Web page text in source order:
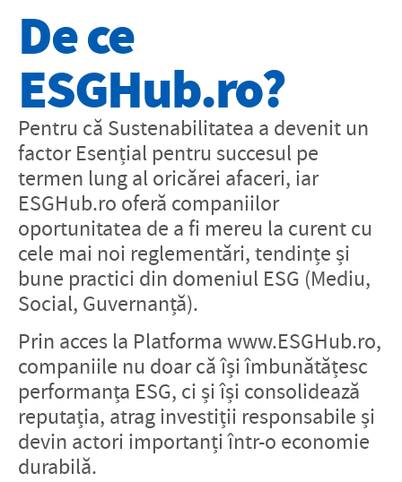
De ce
ESGHub.ro?
Pentru că Sustenabilitatea a devenit un
factor Esențial pentru succesul pe
termen lung al oricărei afaceri, iar
ESGHub.ro oferă companiilor
oportunitatea de a fi mereu la curent cu
cele mai noi reglementări, tendințe și
bune practici din domeniul ESG (Mediu,
Social, Guvernanță).
Prin acces la Platforma www.ESGHub.ro,
companiile nu doar că își îmbunătățesc
performanța ESG, ci și își consolidează
reputația, atrag investiții responsabile și
devin actori importanți într-o economie
durabilă.